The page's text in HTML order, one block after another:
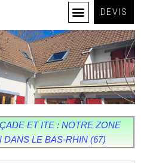
DEVIS
ET ITE : NOTRE ZONE
DANS LE BAS-RHIN (67)